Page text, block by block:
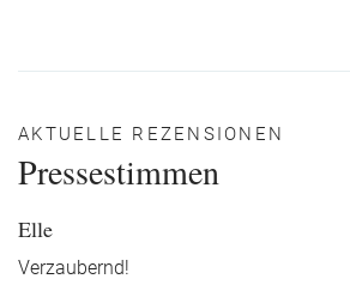
AKTUELLE REZENSIONEN
Pressestimmen
Elle
Verzaubernd!